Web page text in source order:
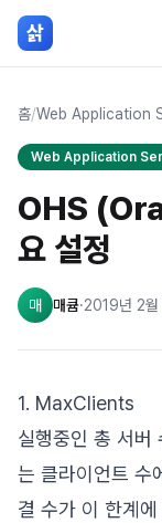
본문 바로가기
삵
홈/Web Application
Web Application
OHS
요 설정
매 매큠·2019년 2월
1. MaxClients
실행중인 총 서버
는 클라이언트 수
결 수가 이 한계